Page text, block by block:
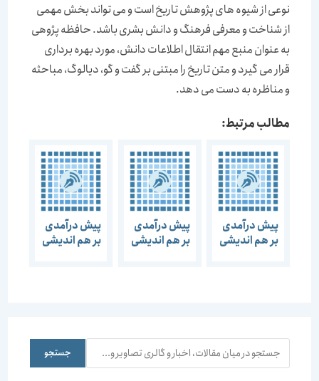
نوعی از شیوه های پژوهش تاریخ است و می تواند بخش مهمی
از شناخت و معرفی فرهنگ و دانش بشری باشد. حافظه پژوهی
به عنوان منبع مهم انتقال اطلاعات دانش، مورد بهره برداری
قرار می گیرد و متن تاریخ را مبتنی بر گفت و گو، دیالوگ، مباحثه
و مناظره به دست می دهد.
مطالب مرتبط:
پیش درآمدی
بر هم اندیشی
پیش درآمدی
بر هم اندیشی
پیش درآمدی
بر هم اندیشی
جستجو جستجو